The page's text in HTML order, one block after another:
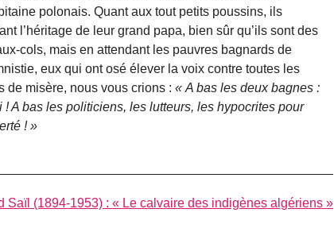
polonais. Quant aux tout petits poussins, ils
l’héritage de leur grand papa, bien sûr qu’ils sont des
cols, mais en attendant les pauvres bagnards de
eux qui ont osé élever la voix contre toutes les
de misère, nous vous crions :
A bas les deux bagnes :
A bas les politiciens, les lutteurs, les hypocrites pour
!
Saïl (1894-1953) : « Le calvaire des indigènes algériens »